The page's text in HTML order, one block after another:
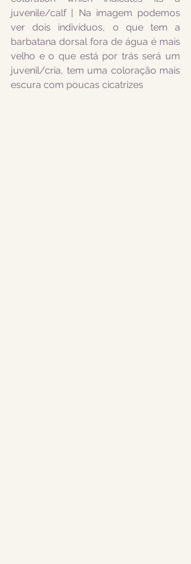
juvenile/calf | Na imagem podemos
ver dois indivíduos, o que tem a
barbatana dorsal fora de água é mais
velho e o que está por trás será um
juvenil/cria, tem uma coloração mais
escura com poucas cicatrizes